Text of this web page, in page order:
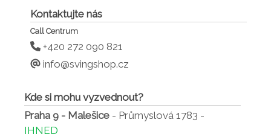
Kontaktujte nás
Call Centrum
+420 272 090 821
info@svingshop.cz
Kde si mohu vyzvednout?
Praha 9 - Malešice - Průmyslová 1783 -
IHNED